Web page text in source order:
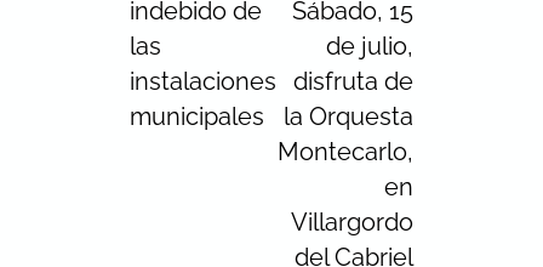
indebido de
las
instalaciones
municipales
Sábado, 15
de julio,
disfruta de
la Orquesta
Montecarlo,
en
Villargordo
del Cabriel